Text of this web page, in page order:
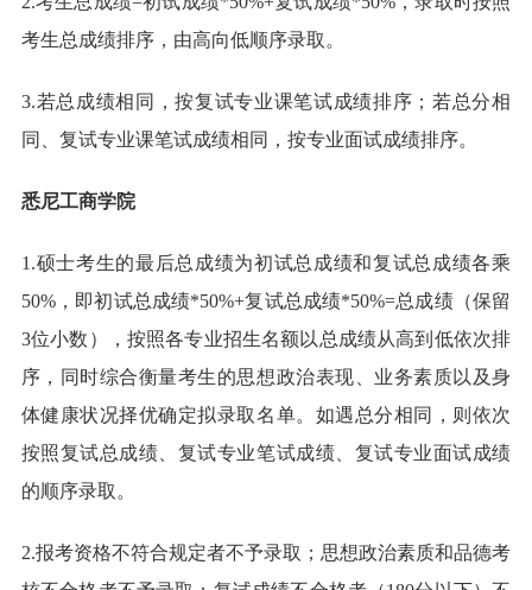
考生总成绩排序，由高向低顺序录取。
3.若总成绩相同，按复试专业课笔试成绩排序；若总分相
同、复试专业课笔试成绩相同，按专业面试成绩排序。
悉尼工商学院
1.硕士考生的最后总成绩为初试总成绩和复试总成绩各乘
50%，即初试总成绩*50%+复试总成绩*50%=总成绩（保留
3位小数），按照各专业招生名额以总成绩从高到低依次排
序，同时综合衡量考生的思想政治表现、业务素质以及身
体健康状况择优确定拟录取名单。如遇总分相同，则依次
按照复试总成绩、复试专业笔试成绩、复试专业面试成绩
的顺序录取。
2.报考资格不符合规定者不予录取；思想政治素质和品德考